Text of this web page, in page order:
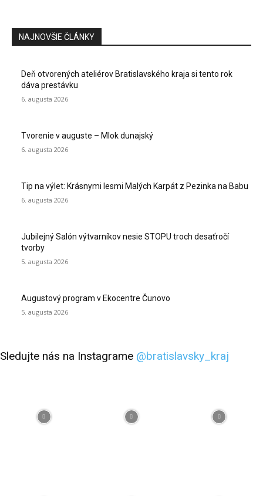
NAJNOVŠIE ČLÁNKY
Deň otvorených ateliérov Bratislavského kraja si tento rok
dáva prestávku
6. augusta 2026
Tvorenie v auguste – Mlok dunajský
6. augusta 2026
Tip na výlet: Krásnymi lesmi Malých Karpát z Pezinka na Babu
6. augusta 2026
Jubilejný Salón výtvarníkov nesie STOPU troch desaťročí
tvorby
5. augusta 2026
Augustový program v Ekocentre Čunovo
5. augusta 2026
Sledujte nás na Instagrame @bratislavsky_kraj